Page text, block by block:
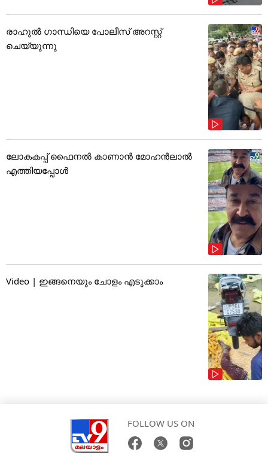
രാഹുൽ ഗാന്ധിയെ പോലീസ് അറസ്റ്റ്
ചെയ്യുന്നു
ലോകകപ്പ് ഫൈനൽ കാണാൻ മോഹൻലാൽ
എത്തിയപ്പോൾ
Video | ഇങ്ങനെയും ചോളം എടുക്കാം
FOLLOW US ON